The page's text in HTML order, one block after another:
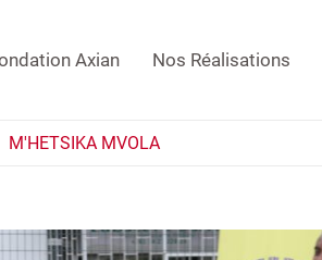
Axian Nos Réalisations
M'HETSIKA MVOLA